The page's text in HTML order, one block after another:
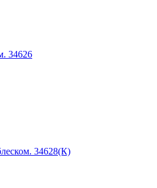
34626
34628(К)